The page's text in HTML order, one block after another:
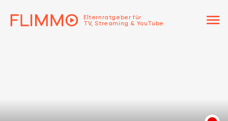
Elternratgeber für
TV, Streaming & YouTube
menu